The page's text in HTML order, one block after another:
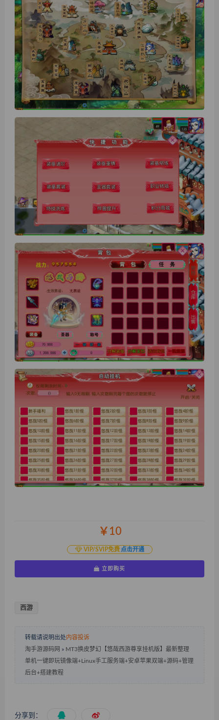
￥10
VIP/SVIP免费 点击开通
立即购买
西游
转载请说明出处 内容投诉
淘手游源码网 » MT3换皮梦幻【悠哉西游尊享挂机版】最新整理
单机一键即玩镜像端+Linux手工服务端+安卓苹果双端+源码+管理
后台+搭建教程
分享到：